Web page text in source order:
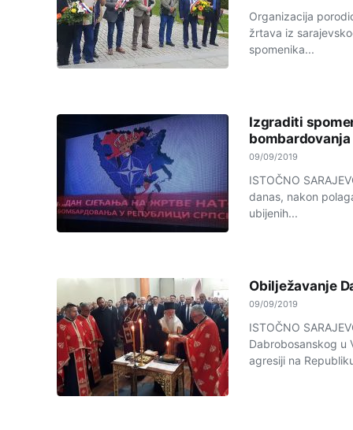
Organizacija
žrtava iz
spomenika...
Izgraditi
bombardovanja
09/09/2019
ISTOČNO
danas, nakon
ubijenih...
Obilježavanje
09/09/2019
ISTOČNO
Dabrobosanskog u
agresiji na